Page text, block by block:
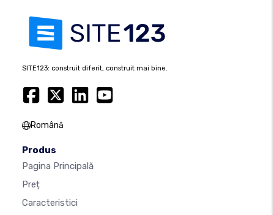
SITE123: construit diferit, construit mai bine.
Română
Produs
Pagina Principală
Preț
Caracteristici